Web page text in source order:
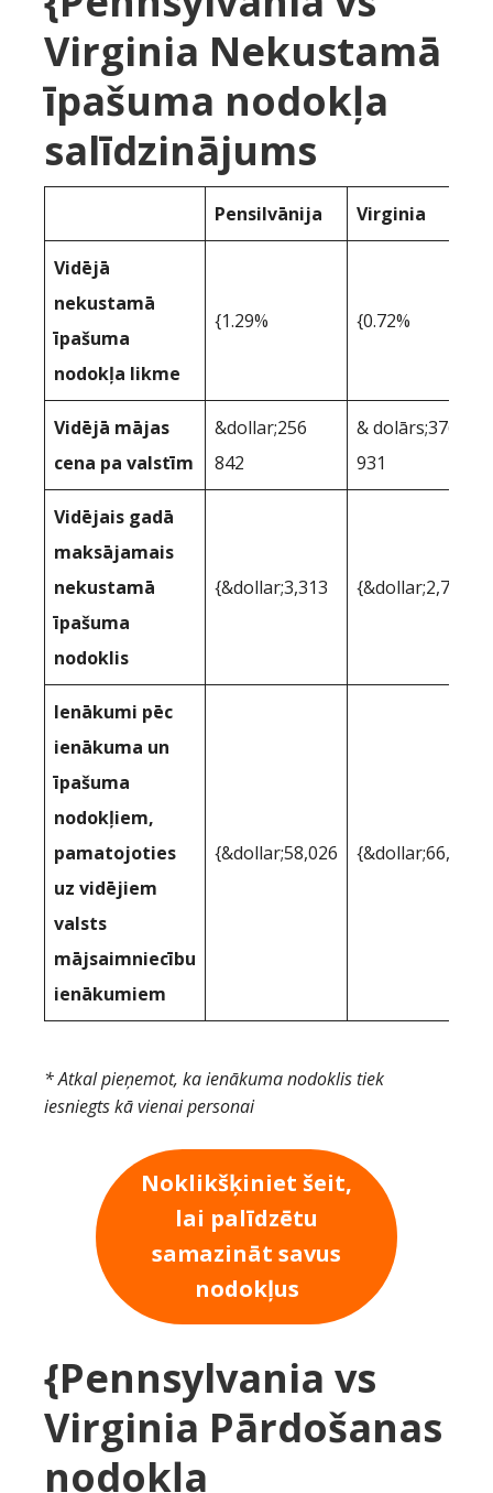
Virginia Nekustamā
īpašuma nodokļa
salīdzinājums
Pensilvānija Virginia
Vidējā
nekustamā
īpašuma
nodokļa likme
{1.29% {0.72%
Vidējā mājas
cena pa valstīm
&dollar;256
842
& dolārs;376
931
Vidējais gadā
maksājamais
nekustamā
īpašuma
nodoklis
{&dollar;3,313 {&dollar;2,714
Ienākumi pēc
ienākuma un
īpašuma
nodokļiem,
pamatojoties
uz vidējiem
valsts
mājsaimniecību
ienākumiem
{&dollar;58,026 {&dollar;66,623
* Atkal pieņemot, ka ienākuma nodoklis tiek
iesniegts kā vienai personai
Noklikšķiniet šeit,
lai palīdzētu
samazināt savus
nodokļus
{Pennsylvania vs
Virginia Pārdošanas
nodokļa